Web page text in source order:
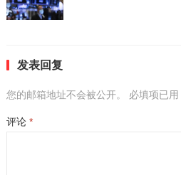
发表回复
您的邮箱地址不会被公开。 必填项已用
评论 *